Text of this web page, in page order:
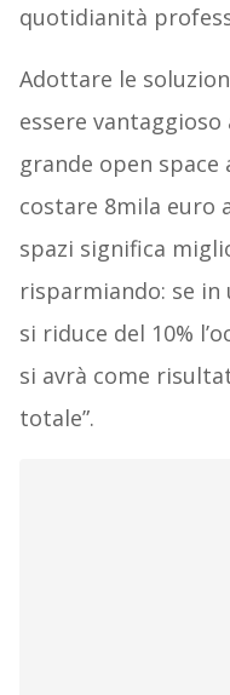
quotidianità
Adottare le
essere vantaggioso
grande open space
costare 8mila euro
spazi significa
risparmiando: se in
si riduce del 10%
si avrà come
totale”.